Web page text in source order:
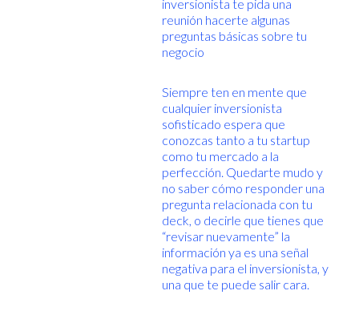
inversionista te pida una
reunión hacerte algunas
preguntas básicas sobre tu
negocio
Siempre ten en mente que
cualquier inversionista
sofisticado espera que
conozcas tanto a tu startup
como tu mercado a la
perfección. Quedarte mudo y
no saber cómo responder una
pregunta relacionada con tu
deck, o decirle que tienes que
“revisar nuevamente” la
información ya es una señal
negativa para el inversionista, y
una que te puede salir cara.